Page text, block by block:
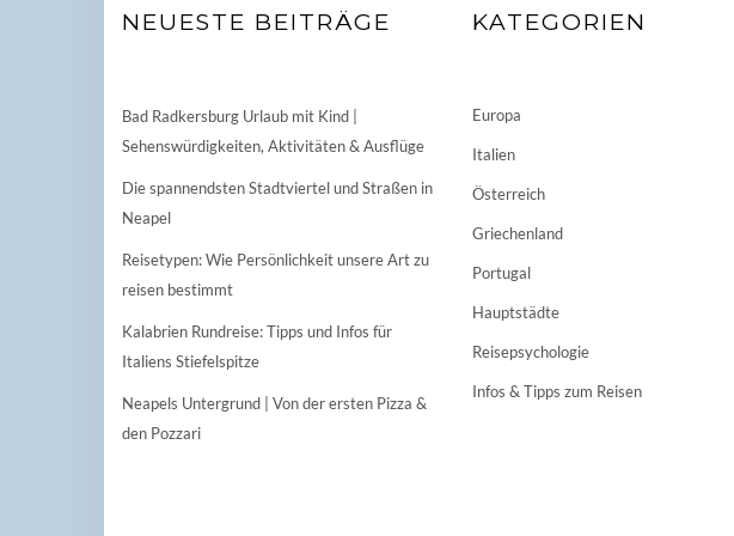
NEUESTE BEITRÄGE
Bad Radkersburg Urlaub mit Kind |
Sehenswürdigkeiten, Aktivitäten & Ausflüge
Die spannendsten Stadtviertel und Straßen in
Neapel
Reisetypen: Wie Persönlichkeit unsere Art zu
reisen bestimmt
Kalabrien Rundreise: Tipps und Infos für
Italiens Stiefelspitze
Neapels Untergrund | Von der ersten Pizza &
den Pozzari
KATEGORIEN
Europa
Italien
Österreich
Griechenland
Portugal
Hauptstädte
Reisepsychologie
Infos & Tipps zum Reisen